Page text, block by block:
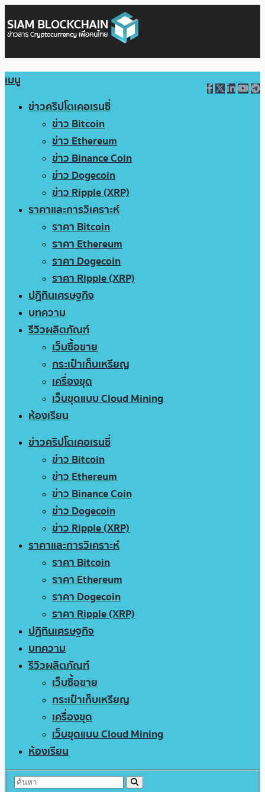
เมนู
ข่าวคริปโตเคอเรนซี่
ข่าว Bitcoin
ข่าว Ethereum
ข่าว Binance Coin
ข่าว Dogecoin
ข่าว Ripple (XRP)
ราคาและการวิเคราะห์
ราคา Bitcoin
ราคา Ethereum
ราคา Dogecoin
ราคา Ripple (XRP)
ปฏิทินเศรษฐกิจ
บทความ
รีวิวผลิตภัณฑ์
เว็บซื้อขาย
กระเป๋าเก็บเหรียญ
เครื่องขุด
เว็บขุดแบบ Cloud Mining
ห้องเรียน
ข่าวคริปโตเคอเรนซี่
ข่าว Bitcoin
ข่าว Ethereum
ข่าว Binance Coin
ข่าว Dogecoin
ข่าว Ripple (XRP)
ราคาและการวิเคราะห์
ราคา Bitcoin
ราคา Ethereum
ราคา Dogecoin
ราคา Ripple (XRP)
ปฏิทินเศรษฐกิจ
บทความ
รีวิวผลิตภัณฑ์
เว็บซื้อขาย
กระเป๋าเก็บเหรียญ
เครื่องขุด
เว็บขุดแบบ Cloud Mining
ห้องเรียน